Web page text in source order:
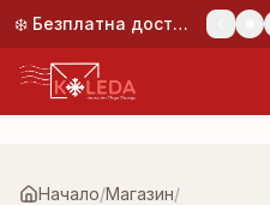
Към основното ❄️ Безплатна доставка при поръчка над 50,00 €!
Начало/Магазин/